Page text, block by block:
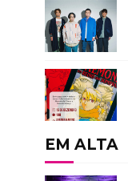
EM ALTA